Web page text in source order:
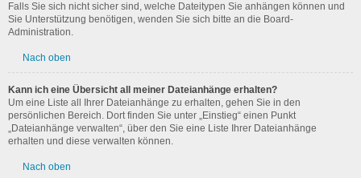
Falls Sie sich nicht sicher sind, welche Dateitypen Sie anhängen können und
Sie Unterstützung benötigen, wenden Sie sich bitte an die Board-
Administration.
Nach oben
Kann ich eine Übersicht all meiner Dateianhänge erhalten?
Um eine Liste all Ihrer Dateianhänge zu erhalten, gehen Sie in den
persönlichen Bereich. Dort finden Sie unter „Einstieg“ einen Punkt
„Dateianhänge verwalten“, über den Sie eine Liste Ihrer Dateianhänge
erhalten und diese verwalten können.
Nach oben